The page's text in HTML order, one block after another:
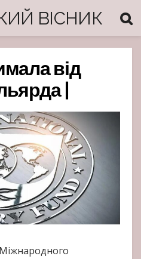
ВІСНИК
від
|